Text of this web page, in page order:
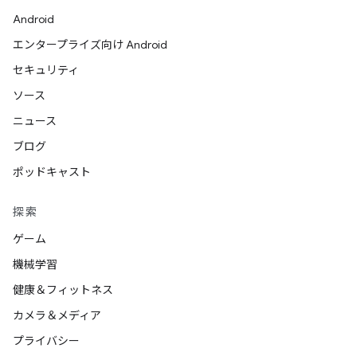
Android
エンタープライズ向け Android
セキュリティ
ソース
ニュース
ブログ
ポッドキャスト
探索
ゲーム
機械学習
健康＆フィットネス
カメラ＆メディア
プライバシー